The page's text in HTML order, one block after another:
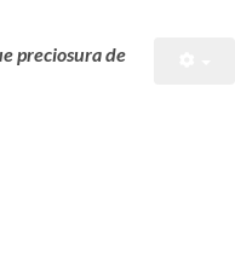
preciosura de